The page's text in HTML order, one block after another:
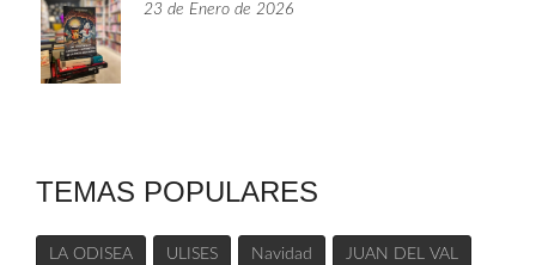
23 de Enero de 2026
TEMAS POPULARES
LA ODISEA ULISES Navidad JUAN DEL VAL